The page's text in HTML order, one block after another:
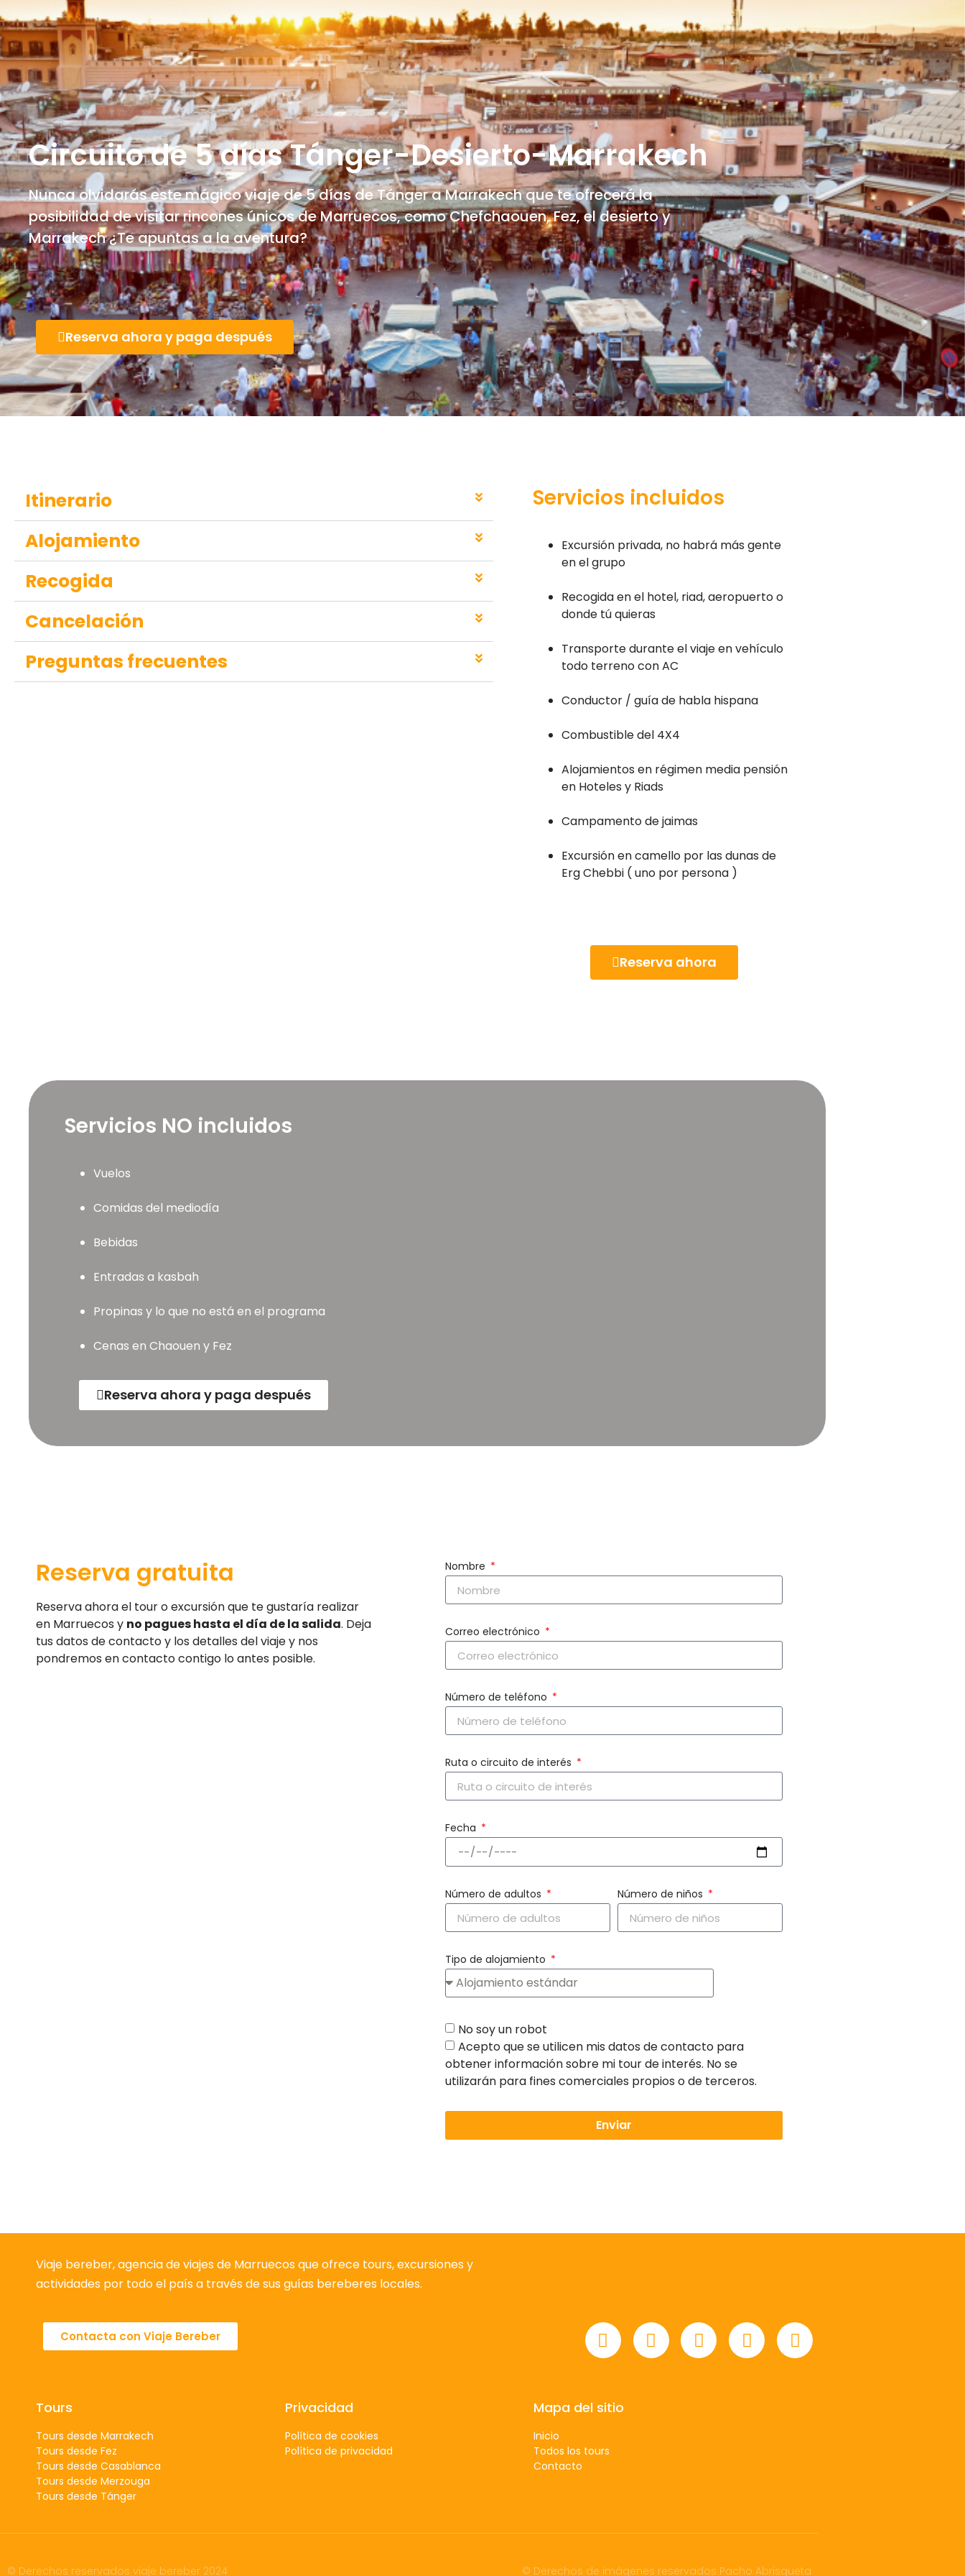
Circuito de 5 días Tánger-Desierto-Marrakech
Nunca olvidarás este mágico viaje de 5 días de Tánger a Marrakech que te ofrecerá la
posibilidad de visitar rincones únicos de Marruecos, como Chefchaouen, Fez, el desierto y
Marrakech ¿Te apuntas a la aventura?
Reserva ahora y paga después
Itinerario
Alojamiento
Recogida
Cancelación
Preguntas frecuentes
Servicios incluidos
Excursión privada, no habrá más gente
en el grupo
Recogida en el hotel, riad, aeropuerto o
donde tú quieras
Transporte durante el viaje en vehículo
todo terreno con AC
Conductor / guía de habla hispana
Combustible del 4X4
Alojamientos en régimen media pensión
en Hoteles y Riads
Campamento de jaimas
Excursión en camello por las dunas de
Erg Chebbi ( uno por persona )
Reserva ahora
Servicios NO incluidos
Vuelos
Comidas del mediodía
Bebidas
Entradas a kasbah
Propinas y lo que no está en el programa
Cenas en Chaouen y Fez
Reserva ahora y paga después
Reserva gratuita
Reserva ahora el tour o excursión que te gustaría realizar
en Marruecos y no pagues hasta el día de la salida. Deja
tus datos de contacto y los detalles del viaje y nos
pondremos en contacto contigo lo antes posible.
Nombre
Correo electrónico
Número de teléfono
Ruta o circuito de interés
Fecha
Número de adultos Número de niños
Tipo de alojamiento
No soy un robot
Acepto que se utilicen mis datos de contacto para
obtener información sobre mi tour de interés. No se
utilizarán para fines comerciales propios o de terceros.
Enviar
Viaje bereber, agencia de viajes de Marruecos que ofrece tours, excursiones y
actividades por todo el país a través de sus guías bereberes locales.
Contacta con Viaje Bereber
Tours
Tours desde Marrakech
Tours desde Fez
Tours desde Casablanca
Tours desde Merzouga
Tours desde Tánger
Privacidad
Política de cookies
Política de privacidad
Mapa del sitio
Inicio
Todos los tours
Contacto
© Derechos reservados viaje bereber 2024 © Derechos de imágenes reservados Pacho Abrisqueta